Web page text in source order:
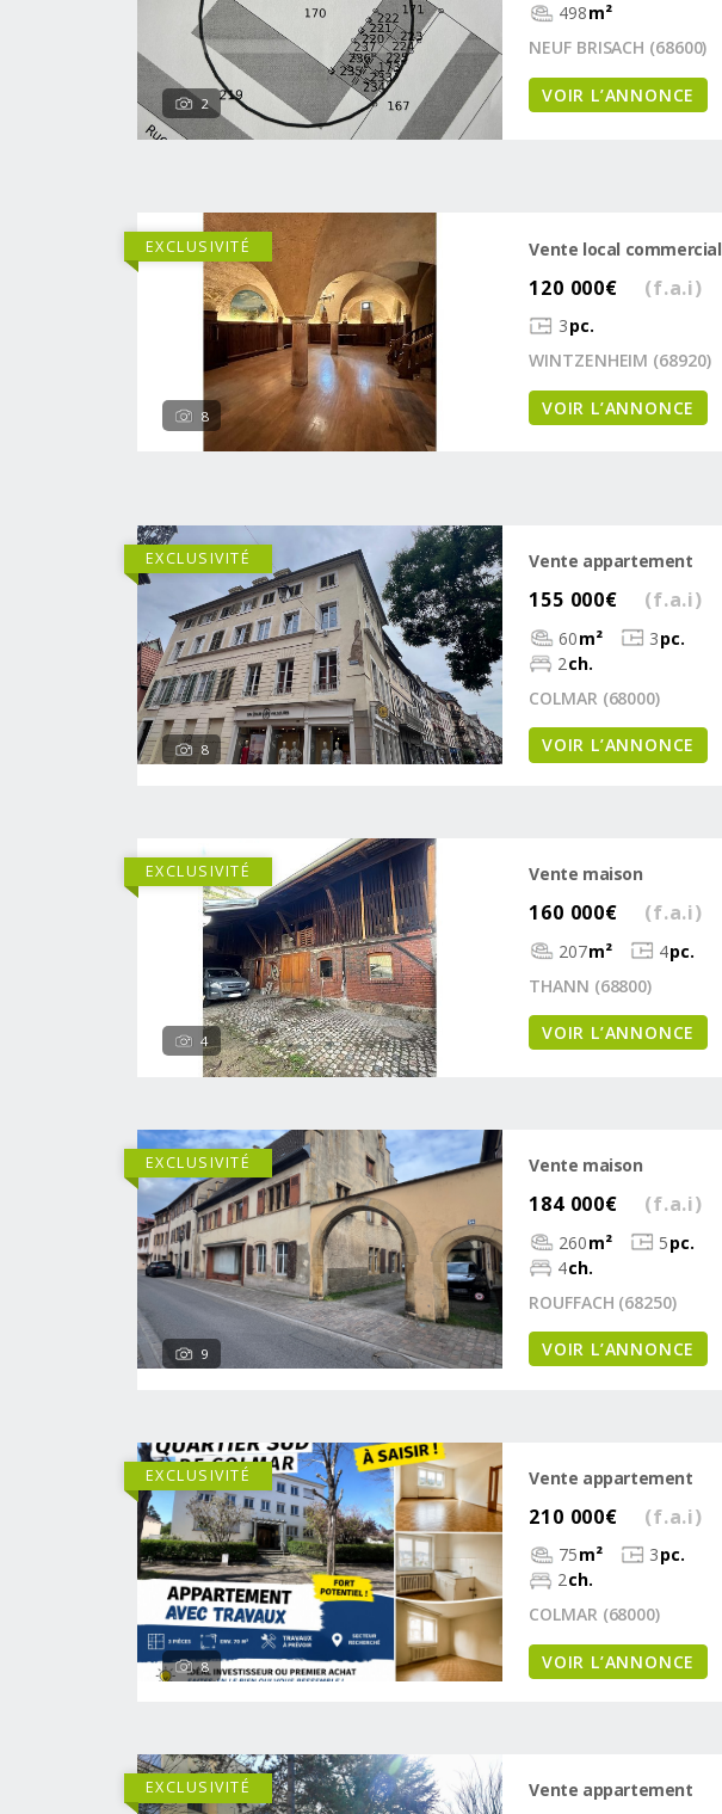
2
498m²
NEUF BRISACH (68600)
VOIR L’ANNONCE
EXCLUSIVITÉ
8
Vente local commercial
120 000€ (f.a.i)
3pc.
WINTZENHEIM (68920)
VOIR L’ANNONCE
EXCLUSIVITÉ
8
Vente appartement
155 000€ (f.a.i)
60m² 3pc.
2ch.
COLMAR (68000)
VOIR L’ANNONCE
EXCLUSIVITÉ
4
Vente maison
160 000€ (f.a.i)
207m² 4pc.
THANN (68800)
VOIR L’ANNONCE
EXCLUSIVITÉ
9
Vente maison
184 000€ (f.a.i)
260m² 5pc.
4ch.
ROUFFACH (68250)
VOIR L’ANNONCE
EXCLUSIVITÉ
8
Vente appartement
210 000€ (f.a.i)
75m² 3pc.
2ch.
COLMAR (68000)
VOIR L’ANNONCE
EXCLUSIVITÉ Vente appartement